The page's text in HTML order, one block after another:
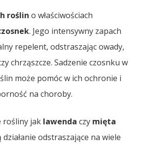
roślin o właściwościach
. Jego intensywny zapach
repelent, odstraszając owady,
chrząszcze. Sadzenie czosnku w
może pomóc w ich ochronie i
na choroby.
rośliny jak lawenda czy mięta
odstraszające na wiele